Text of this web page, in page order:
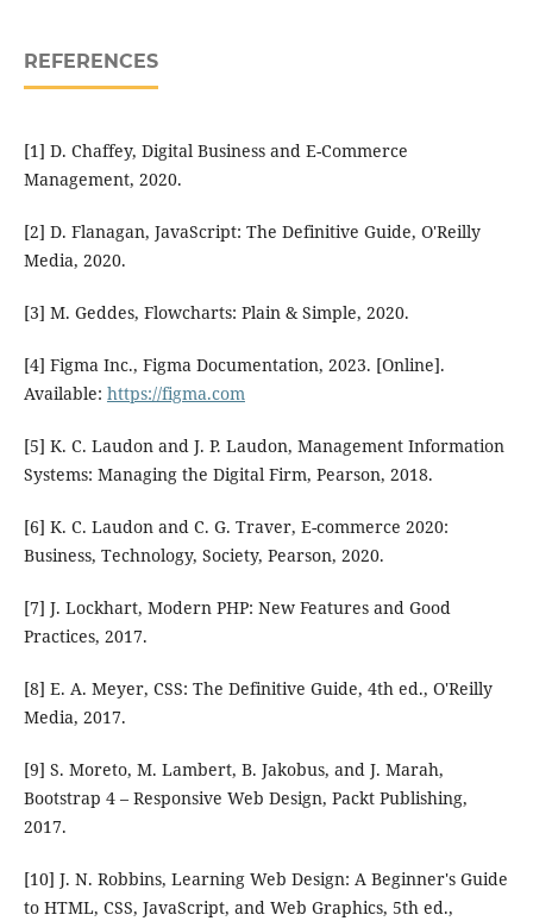
REFERENCES
[1] D. Chaffey, Digital Business and E-Commerce
Management, 2020.
[2] D. Flanagan, JavaScript: The Definitive Guide, O'Reilly
Media, 2020.
[3] M. Geddes, Flowcharts: Plain & Simple, 2020.
[4] Figma Inc., Figma Documentation, 2023. [Online].
Available: https://figma.com
[5] K. C. Laudon and J. P. Laudon, Management Information
Systems: Managing the Digital Firm, Pearson, 2018.
[6] K. C. Laudon and C. G. Traver, E-commerce 2020:
Business, Technology, Society, Pearson, 2020.
[7] J. Lockhart, Modern PHP: New Features and Good
Practices, 2017.
[8] E. A. Meyer, CSS: The Definitive Guide, 4th ed., O'Reilly
Media, 2017.
[9] S. Moreto, M. Lambert, B. Jakobus, and J. Marah,
Bootstrap 4 – Responsive Web Design, Packt Publishing,
2017.
[10] J. N. Robbins, Learning Web Design: A Beginner's Guide
to HTML, CSS, JavaScript, and Web Graphics, 5th ed.,